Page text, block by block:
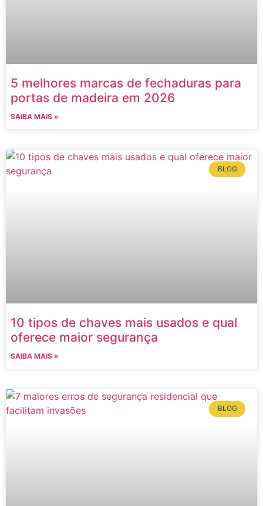
5 melhores marcas de fechaduras para
portas de madeira em 2026
SAIBA MAIS »
BLOG
10 tipos de chaves mais usados e qual
oferece maior segurança
SAIBA MAIS »
BLOG